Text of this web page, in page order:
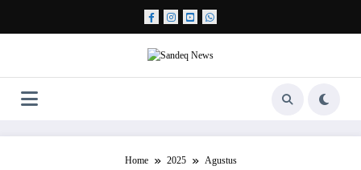
content
Home 2025
Agustus